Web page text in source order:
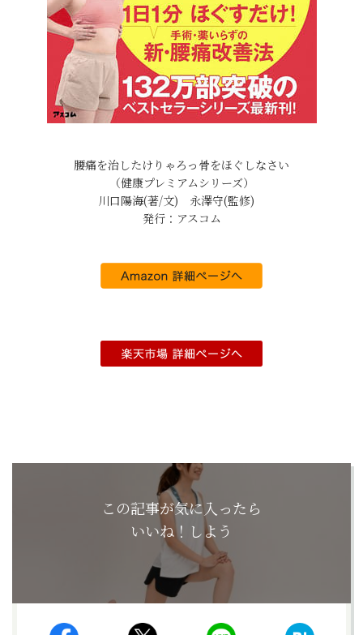
腰痛を治したけりゃろっ骨をほぐしなさい
（健康プレミアムシリーズ）
川口陽海(著/文) 永澤守(監修)
発行：アスコム
この記事が気に入ったら
いいね！しよう